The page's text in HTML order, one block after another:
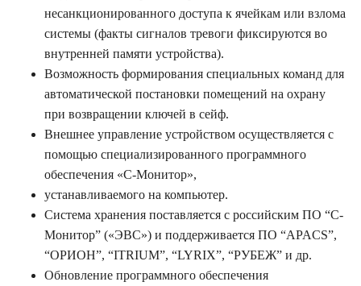
несанкционированного доступа к ячейкам или взлома
системы (факты сигналов тревоги фиксируются во
внутренней памяти устройства).
Возможность формирования специальных команд для
автоматической постановки помещений на охрану
при возвращении ключей в сейф.
Внешнее управление устройством осуществляется с
помощью специализированного программного
обеспечения «С-Монитор»,
устанавливаемого на компьютер.
Система хранения поставляется с российским ПО “С-
Монитор” («ЭВС») и поддерживается ПО “APACS”,
“ОРИОН”, “ITRIUM”, “LYRIX”, “РУБЕЖ” и др.
Обновление программного обеспечения